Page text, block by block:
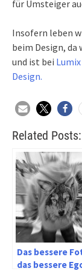
für Umsteiger
Insofern leben
beim Design, da
und ist bei
Design.
Related Posts:
Das bessere
das bessere